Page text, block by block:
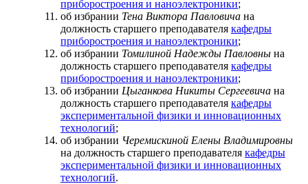
приборостроения и наноэлектроники;
об избрании Тена Виктора Павловича на
должность старшего преподавателя кафедры
приборостроения и наноэлектроники;
об избрании Томилиной Надежды Павловны на
должность старшего преподавателя кафедры
приборостроения и наноэлектроники;
об избрании Цыганкова Никиты Сергеевича на
должность старшего преподавателя кафедры
экспериментальной физики и инновационных
технологий;
об избрании Черемискиной Елены Владимировны
на должность старшего преподавателя кафедры
экспериментальной физики и инновационных
технологий.